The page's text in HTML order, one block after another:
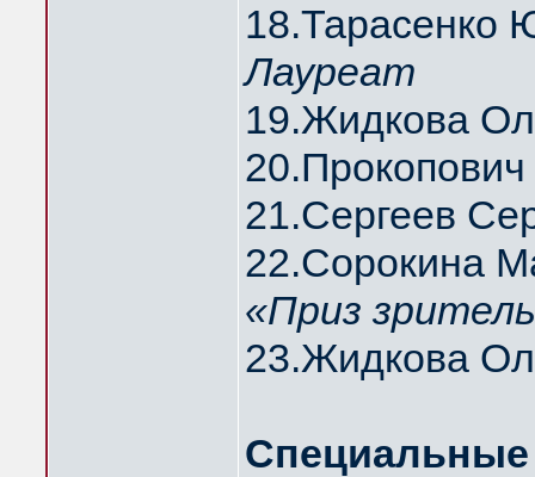
Лауреат
19.Жидкова
21.Сергеев
22.Сорокина
«Приз
23.Жидкова